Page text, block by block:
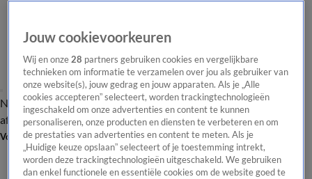
Nieuws van de DagOpinie van de Dag Onze categorieën Laatste
afleveringVideo's Nieuws van de Dag Podcast
Volg Nieuws van de Dag
Jouw cookievoorkeuren
Wij en onze28 partners gebruiken cookies en vergelijkbare
technieken om informatie te verzamelen over jou als gebruiker van
onze website(s), jouw gedrag en jouw apparaten. Als je „Alle
cookies accepteren” selecteert, worden trackingtechnologieën
ingeschakeld om onze advertenties en content te kunnen
personaliseren, onze producten en diensten te verbeteren en om
de prestaties van advertenties en content te meten. Als je
„Huidige keuze opslaan” selecteert of je toestemming intrekt,
worden deze trackingtechnologieën uitgeschakeld. We gebruiken
dan enkel functionele en essentiële cookies om de website goed te